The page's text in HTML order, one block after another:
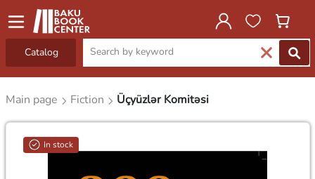
Catalog
Main page Fiction Üçyüzlər Komitəsi
In stock